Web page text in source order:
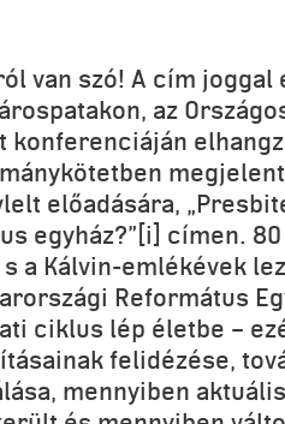
van szó! A cím joggal
az
konferenciáján
előadására,
egyház?”[i] címen.
a Kálvin-emlékévek
Református
ciklus lép életbe –
felidézése,
mennyiben